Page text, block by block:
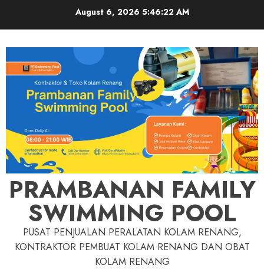
August 6, 2026 5:46:22 AM
PRAMBANAN FAMILY
SWIMMING POOL
PUSAT PENJUALAN PERALATAN KOLAM RENANG,
KONTRAKTOR PEMBUAT KOLAM RENANG DAN OBAT
KOLAM RENANG